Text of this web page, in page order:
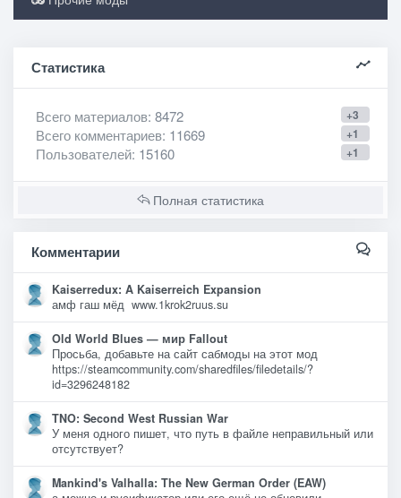
Статистика
+3
Всего материалов: 8472
+1
Всего комментариев: 11669
+1
Пользователей: 15160
Полная статистика
Комментарии
Kaiserredux: A Kaiserreich Expansion
амф гаш мёд www.1krok2ruus.su
Old World Blues — мир Fallout
Просьба, добавьте на сайт сабмоды на этот мод
https://steamcommunity.com/sharedfiles/filedetails/?
id=3296248182
TNO: Second West Russian War
У меня одного пишет, что путь в файле неправильный или
отсутствует?
Mankind's Valhalla: The New German Order (EAW)